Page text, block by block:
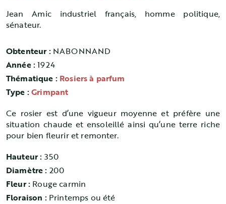
Jean Amic industriel français, homme politique,
sénateur.
Obtenteur : NABONNAND
Année :1924
Thématique : Rosiers à parfum
Type :Grimpant
Ce rosier est d’une vigueur moyenne et préfère une
situation chaude et ensoleillé ainsi qu’une terre riche
pour bien fleurir et remonter.
Hauteur : 350
Diamètre : 200
Fleur : Rouge carmin
Floraison : Printemps ou été